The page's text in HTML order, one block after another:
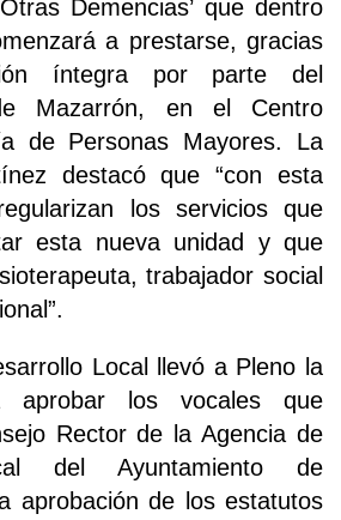
Demencias’ que dentro
a prestarse, gracias
íntegra por parte del
Mazarrón, en el Centro
de Personas Mayores. La
destacó que “con esta
los servicios que
esta nueva unidad y que
trabajador social
Local llevó a Pleno la
aprobar los vocales que
Rector de la Agencia de
del Ayuntamiento de
aprobación de los estatutos